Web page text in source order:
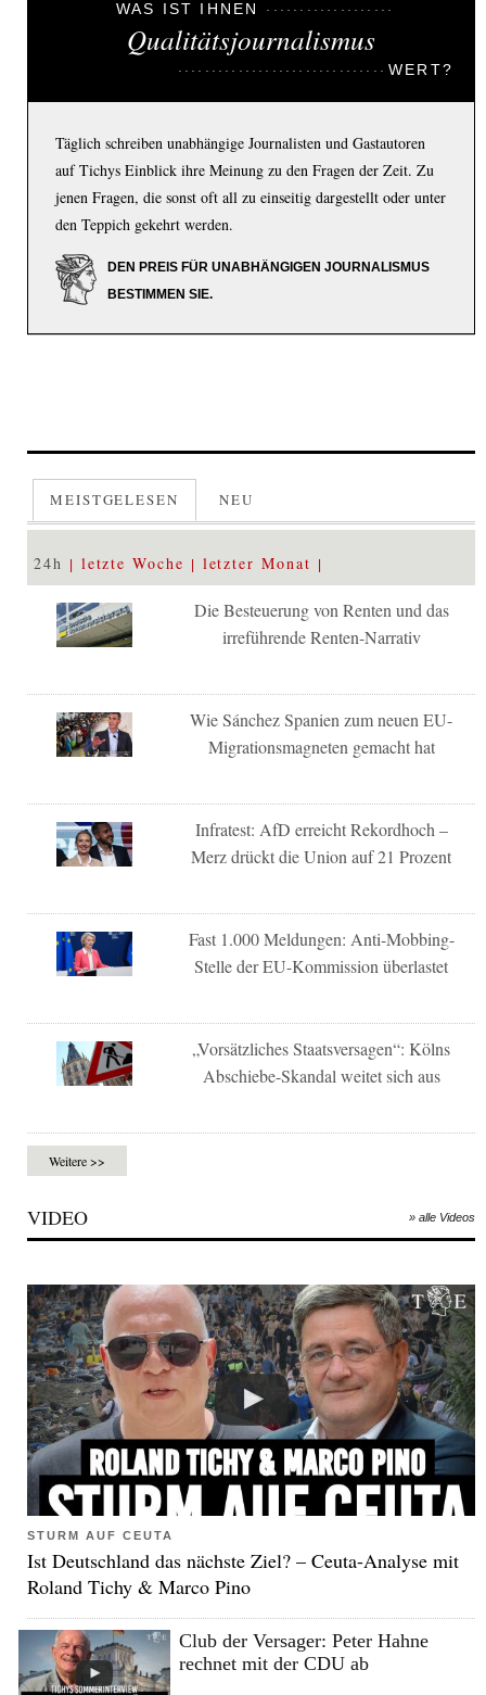
WAS IST IHNEN
Qualitätsjournalismus
WERT?
Täglich schreiben unabhängige Journalisten und Gastautoren
auf Tichys Einblick ihre Meinung zu den Fragen der Zeit. Zu
jenen Fragen, die sonst oft all zu einseitig dargestellt oder unter
den Teppich gekehrt werden.
DEN PREIS FÜR UNABHÄNGIGEN JOURNALISMUS
BESTIMMEN SIE.
MEISTGELESEN NEU
24h letzte Woche letzter Monat
Die Besteuerung von Renten und das
irreführende Renten-Narrativ
Wie Sánchez Spanien zum neuen EU-
Migrationsmagneten gemacht hat
Infratest: AfD erreicht Rekordhoch –
Merz drückt die Union auf 21 Prozent
Fast 1.000 Meldungen: Anti-Mobbing-
Stelle der EU-Kommission überlastet
„Vorsätzliches Staatsversagen“: Kölns
Abschiebe-Skandal weitet sich aus
Weitere >>
VIDEO » alle Videos
STURM AUF CEUTA
Ist Deutschland das nächste Ziel? – Ceuta-Analyse mit
Roland Tichy & Marco Pino
Club der Versager: Peter Hahne
rechnet mit der CDU ab